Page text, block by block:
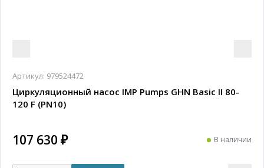
Артикул: 979524472
Циркуляционный насос IMP Pumps GHN Basic II 80-
120 F (PN10)
107 630 ₽ В наличии